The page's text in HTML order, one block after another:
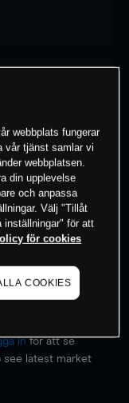
i detta
inför att se
see latest market
webbplats fungerar
vår tjänst samlar vi
webbplatsen.
din upplevelse
och anpassa
Välj "Tillåt
inställningar" för att
för cookies
COOKIES